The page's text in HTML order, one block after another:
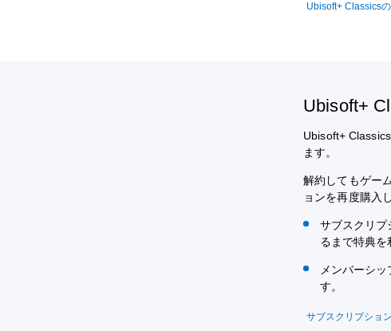
Ubisoft+ Classics
Ubisoft+
Ubisoft+
ます。
解約してもゲー
ョンを再度購入
サブスクリプ
るまで特典を
メンバーシ
す。
サブスクリプショ